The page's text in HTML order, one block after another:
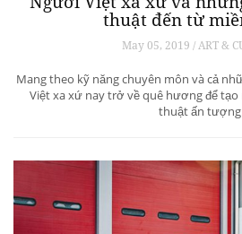
thuật đến từ
May 05, 2019 / ART &
Mang theo kỹ năng chuyên môn và cả
Việt xa xứ nay trở về quê hương để
thuật ấn